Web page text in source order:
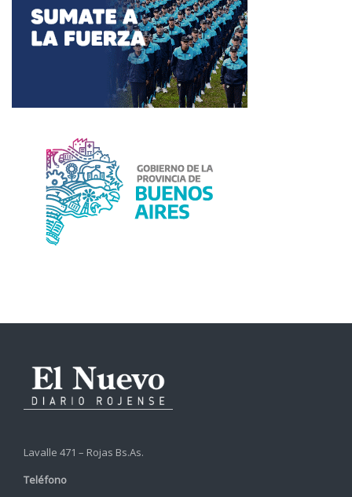
Lavalle 471 – Rojas Bs.As.
Teléfono